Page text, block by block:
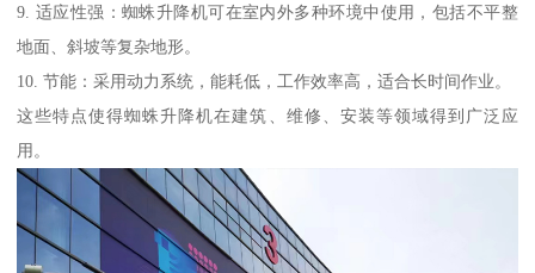
9. 适应性强：蜘蛛升降机可在室内外多种环境中使用，包括不平整
地面、斜坡等复杂地形。
10. 节能：采用动力系统，能耗低，工作效率高，适合长时间作业。
这些特点使得蜘蛛升降机在建筑、维修、安装等领域得到广泛应
用。